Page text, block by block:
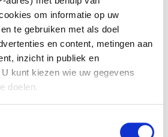
om informatie op uw
te gebruiken met als doel
en content, metingen aan
inzicht in publiek en
kunt kiezen wie uw gegevens
doelen.
over uw geografische